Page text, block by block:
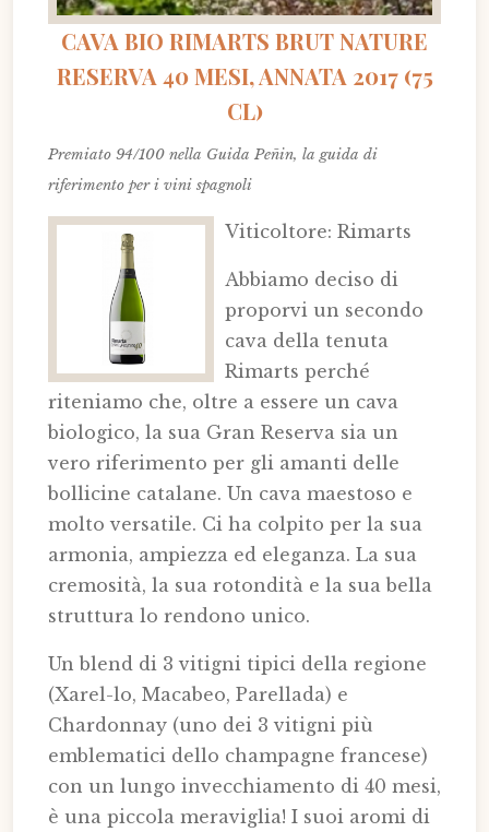
CAVA BIO RIMARTS BRUT NATURE
RESERVA 40 MESI, ANNATA 2017 (75
CL)
Premiato 94/100 nella Guida Peñin, la guida di
riferimento per i vini spagnoli
Viticoltore: Rimarts
Abbiamo deciso di
proporvi un secondo
cava della tenuta
Rimarts perché
riteniamo che, oltre a essere un cava
biologico, la sua Gran Reserva sia un
vero riferimento per gli amanti delle
bollicine catalane. Un cava maestoso e
molto versatile. Ci ha colpito per la sua
armonia, ampiezza ed eleganza. La sua
cremosità, la sua rotondità e la sua bella
struttura lo rendono unico.
Un blend di 3 vitigni tipici della regione
(Xarel-lo, Macabeo, Parellada) e
Chardonnay (uno dei 3 vitigni più
emblematici dello champagne francese)
con un lungo invecchiamento di 40 mesi,
è una piccola meraviglia! I suoi aromi di